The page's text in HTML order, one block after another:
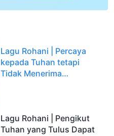
Lagu Rohani | Percaya
kepada Tuhan tetapi
Tidak Menerima
Lagu Rohani | Pengikut
Tuhan yang Tulus Dapat